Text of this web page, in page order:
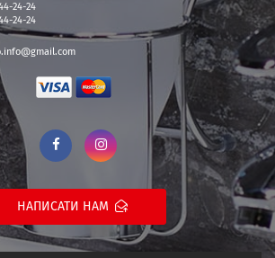
виготовлений підприємством
призначений для акуратного
розміщення туалетного паперу.
Він
стіни за допомогою каучукових
диском з металу.
Завдяки
системі Super Suctionfix аксесуари міцно
вертикальної поверхні.
даної торгової марки з
з хромованим покриттям.
В результаті вони
виглядають, але й ідеально поєднуються з
аксесуарами суміщеного санвузла -
і т.п.
пропонує стандартні та унікальні
24-24
24-24
НАПИСАТИ НАМ